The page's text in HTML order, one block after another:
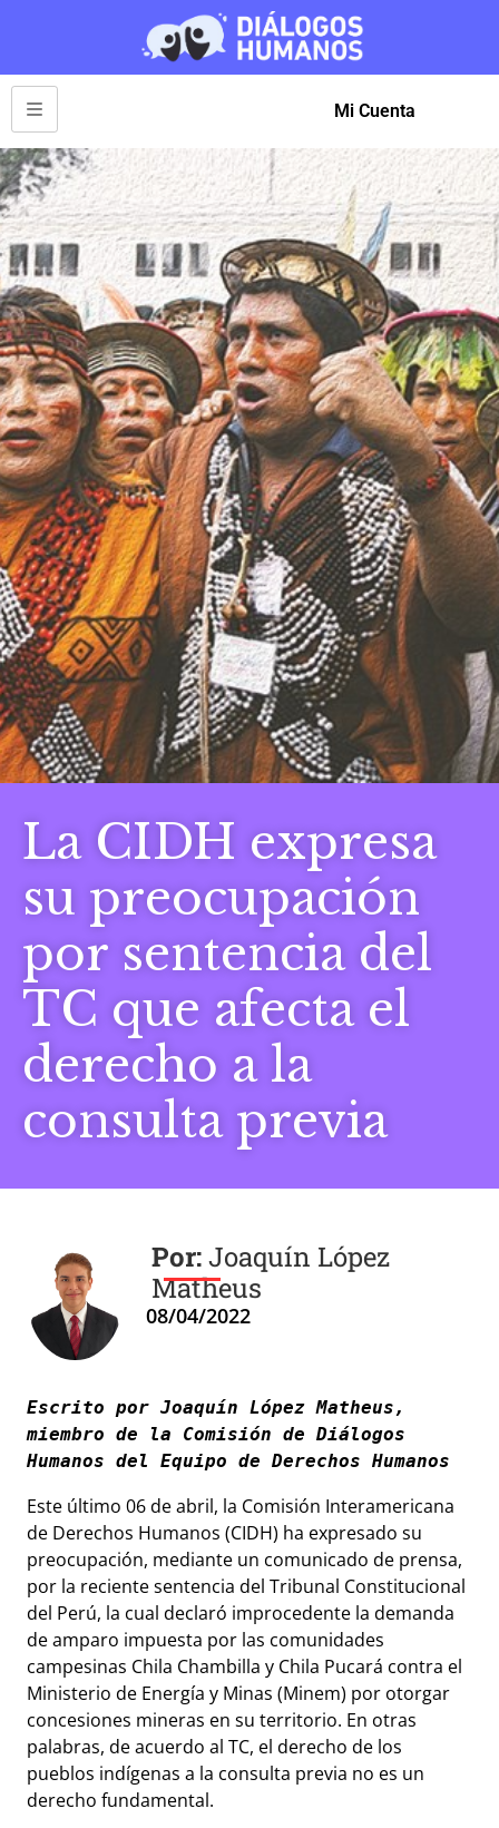
Mi Cuenta
La CIDH expresa
su preocupación
por sentencia del
TC que afecta el
derecho a la
consulta previa
Joaquín López
Matheus
Escrito por Joaquín López Matheus,
miembro de la Comisión de Diálogos
Humanos del Equipo de Derechos Humanos
Este último 06 de abril, la Comisión Interamericana
de Derechos Humanos (CIDH) ha expresado su
preocupación, mediante un comunicado de prensa,
por la reciente sentencia del Tribunal Constitucional
del Perú, la cual declaró improcedente la demanda
de amparo impuesta por las comunidades
campesinas Chila Chambilla y Chila Pucará contra el
Ministerio de Energía y Minas (Minem) por otorgar
concesiones mineras en su territorio. En otras
palabras, de acuerdo al TC, el derecho de los
pueblos indígenas a la consulta previa no es un
derecho fundamental.
08/04/2022